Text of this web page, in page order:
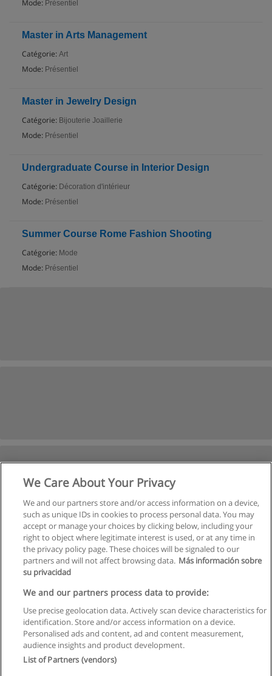
Mode: Présentiel
Master in Arts Management
Catégorie: Art
Mode: Présentiel
Master in Jewelry Design
Catégorie: Bijouterie Joaillerie
Mode: Présentiel
Undergraduate Course in Interior Design
Catégorie: Décoration d'intérieur
Mode: Présentiel
Summer Course Rome Fashion Shooting
Catégorie: Mode
Mode: Présentiel
Règles d'utilisation
Confidentialité des données
Contacter Educaedu
Copyright © Educaedu Business S.L. - CIF : B-95610580: -
We Care About Your Privacy
We and our partners store and/or access information on a device,
such as unique IDs in cookies to process personal data. You may
accept or manage your choices by clicking below, including your
right to object where legitimate interest is used, or at any time in
the privacy policy page. These choices will be signaled to our
partners and will not affect browsing data. Más información sobre
su privacidad
We and our partners process data to provide:
Use precise geolocation data. Actively scan device characteristics for
identification. Store and/or access information on a device.
Personalised ads and content, ad and content measurement,
audience insights and product development.
List of Partners (vendors)